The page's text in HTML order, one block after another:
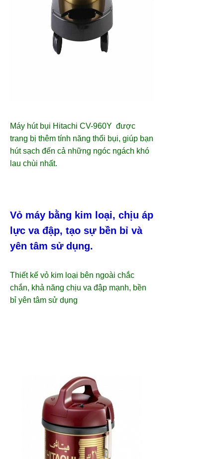
Máy hút bụi Hitachi CV-960Y được
trang bị thêm tính năng thổi bụi, giúp bạn
hút sạch đến cả những ngóc ngách khó
lau chùi nhất.
Vỏ máy bằng kim loại, chịu áp
lực va đập, tạo sự bền bỉ và
yên tâm sử dụng.
Thiết kế vỏ kim loại bên ngoài chắc
chắn, khả năng chịu va đập mạnh, bền
bỉ yên tâm sử dụng